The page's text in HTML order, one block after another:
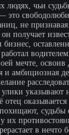
чьи
это
не
получает
бизнес,
мечте,
амбициозная
указывают
судьбы
в нечто